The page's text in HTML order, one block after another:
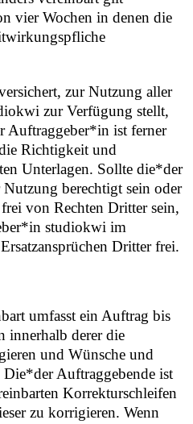
vier Wochen in denen die
zur Nutzung aller
zur Verfügung stellt,
Auftraggeber*in ist ferner
Richtigkeit und
Unterlagen. Sollte die*der
berechtigt sein oder
von Rechten Dritter sein,
studiokwi im
Dritter frei.
umfasst ein Auftrag bis
innerhalb derer die
und Wünsche und
Auftraggebende ist
Korrekturschleifen
zu korrigieren. Wenn